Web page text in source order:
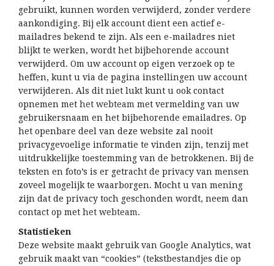
gebruikt, kunnen worden verwijderd, zonder verdere
aankondiging. Bij elk account dient een actief e-
mailadres bekend te zijn. Als een e-mailadres niet
blijkt te werken, wordt het bijbehorende account
verwijderd. Om uw account op eigen verzoek op te
heffen, kunt u via de pagina instellingen uw account
verwijderen. Als dit niet lukt kunt u ook contact
opnemen met het webteam met vermelding van uw
gebruikersnaam en het bijbehorende emailadres. Op
het openbare deel van deze website zal nooit
privacygevoelige informatie te vinden zijn, tenzij met
uitdrukkelijke toestemming van de betrokkenen. Bij de
teksten en foto’s is er getracht de privacy van mensen
zoveel mogelijk te waarborgen. Mocht u van mening
zijn dat de privacy toch geschonden wordt, neem dan
contact op met het webteam.
Statistieken
Deze website maakt gebruik van Google Analytics, wat
gebruik maakt van “cookies” (tekstbestandjes die op